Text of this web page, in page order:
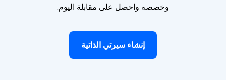
وخصصه واحصل على مقابلة اليوم.
إنشاء سيرتي الذاتية